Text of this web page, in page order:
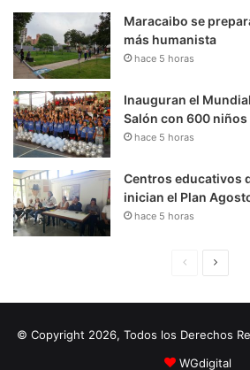
Maracaibo se
más humanista
hace 5 horas
Inauguran el
Salón con 600
hace 5 horas
Centros educativos
inician el Plan
hace 5 horas
i
n
u
i
© Copyright 2026, Todos los Derechos
WGdigital